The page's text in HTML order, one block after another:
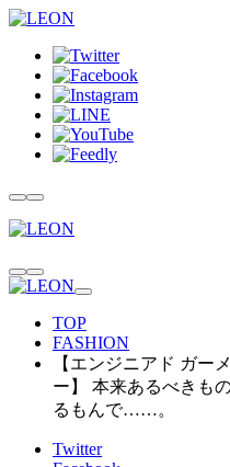
TOP
FASHION
【エンジニアド ガー
ー】 本来あるべきも
るもんで……。
Twitter